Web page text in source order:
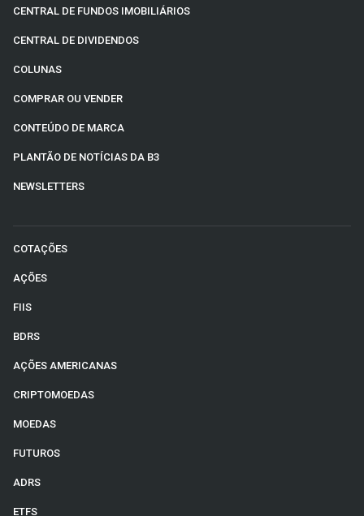
CENTRAL DE FUNDOS IMOBILIÁRIOS
CENTRAL DE DIVIDENDOS
COLUNAS
COMPRAR OU VENDER
CONTEÚDO DE MARCA
PLANTÃO DE NOTÍCIAS DA B3
NEWSLETTERS
COTAÇÕES
AÇÕES
FIIS
BDRS
AÇÕES AMERICANAS
CRIPTOMOEDAS
MOEDAS
FUTUROS
ADRS
ETFS